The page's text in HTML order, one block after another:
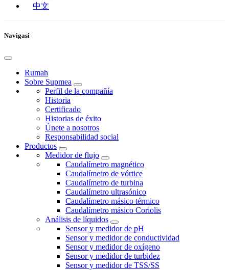
中文
Navigasi
Rumah
Sobre Supmea
Perfil de la compañía
Historia
Certificado
Historias de éxito
Únete a nosotros
Responsabilidad social
Productos
Medidor de flujo
Caudalímetro magnético
Caudalímetro de vórtice
Caudalímetro de turbina
Caudalímetro ultrasónico
Caudalímetro másico térmico
Caudalímetro másico Coriolis
Análisis de líquidos
Sensor y medidor de pH
Sensor y medidor de conductividad
Sensor y medidor de oxígeno
Sensor y medidor de turbidez
Sensor y medidor de TSS/SS